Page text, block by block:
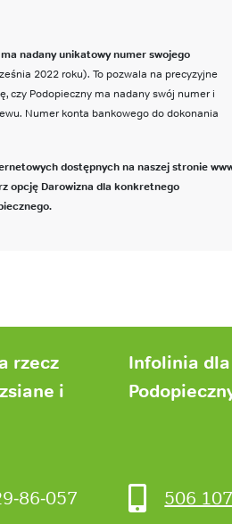
nadany unikatowy numer swojego
2022 roku). To pozwala na precyzyjne
czy Podopieczny ma nadany swój numer i
Numer konta bankowego do dokonania
dostępnych na naszej stronie
opcję Darowizna dla konkretnego
rzecz
i
Infolinia dla
506